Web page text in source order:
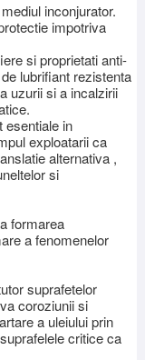
inconjurator.
impotriva
si proprietati anti-
lubrifiant rezistenta
uzurii si a incalzirii
esentiale in
exploatarii ca
alternativa ,
si
formarea
a fenomenelor
suprafetelor
coroziunii si
a uleiului prin
critice ca